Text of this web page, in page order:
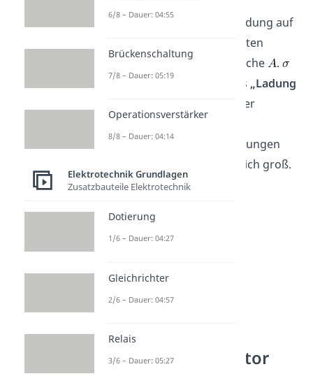
ist dabei die gesamte Ladung auf
einer der Kondensatorplatten
geteilt durch die Plattenfläche
.
berechnet sich also mittels „Ladung
und heißt daher
Flächenladungsdichte.
Betragsmäßig sind die Ladungen
auf den beiden Platten gleich groß.
Spannung
Plattenkondensator
6/8 – Dauer: 04:55
Brückenschaltung
7/8 – Dauer: 05:19
Operationsverstärker
8/8 – Dauer: 04:14
Elektrotechnik Grundlagen
Zusatzbauteile Elektrotechnik
Dotierung
1/6 – Dauer: 04:27
Gleichrichter
2/6 – Dauer: 04:57
Relais
3/6 – Dauer: 05:27